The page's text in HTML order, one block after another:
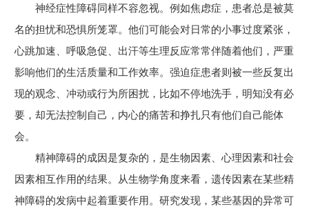
神经症性障碍同样不容忽视。例如焦虑症，患者总是被莫
名的担忧和恐惧所笼罩。他们可能会对日常的小事过度紧张，
心跳加速、呼吸急促、出汗等生理反应常常伴随着他们，严重
影响他们的生活质量和工作效率。强迫症患者则被一些反复出
现的观念、冲动或行为所困扰，比如不停地洗手，明知没有必
要，却无法控制自己，内心的痛苦和挣扎只有他们自己能体
会。
精神障碍的成因是复杂的，是生物因素、心理因素和社会
因素相互作用的结果。从生物学角度来看，遗传因素在某些精
神障碍的发病中起着重要作用。研究发现，某些基因的异常可